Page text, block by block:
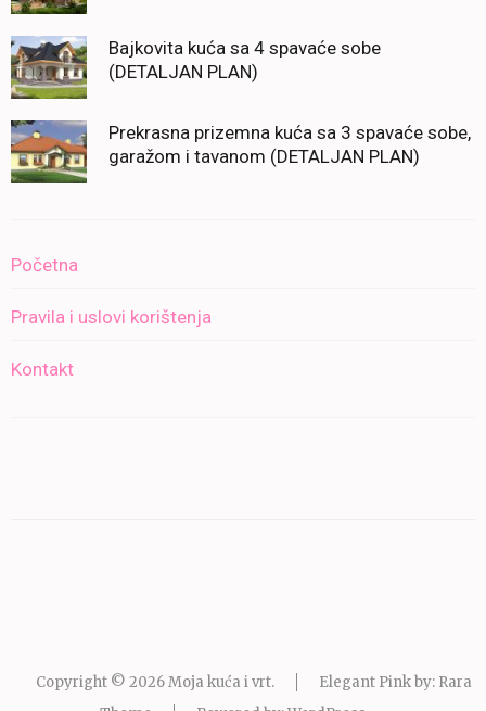
Bajkovita kuća sa 4 spavaće sobe
(DETALJAN PLAN)
Prekrasna prizemna kuća sa 3 spavaće sobe,
garažom i tavanom (DETALJAN PLAN)
Početna
Pravila i uslovi korištenja
Kontakt
Copyright © 2026Moja kuća i vrt.
Elegant Pink by: Rara